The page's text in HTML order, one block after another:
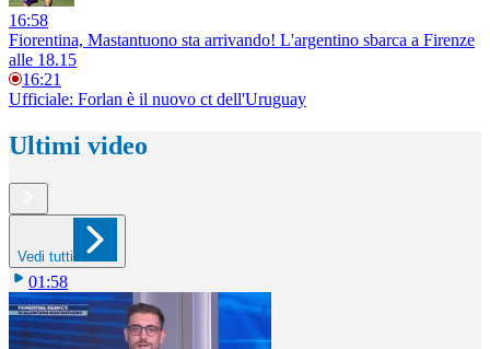
16:58
Fiorentina, Mastantuono sta arrivando! L'argentino sbarca a Firenze
alle 18.15
16:21
Ufficiale: Forlan è il nuovo ct dell'Uruguay
Ultimi video
Vedi tutti
01:58